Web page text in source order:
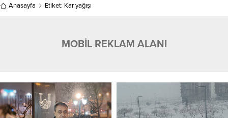
Anasayfa Etiket: Kar yağışı
MOBİL REKLAM ALANI